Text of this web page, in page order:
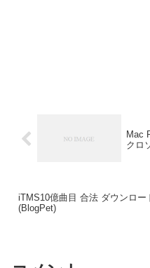
Mac
クロ
iTMS10億曲目 合法 ダウンロー
(BlogPet)